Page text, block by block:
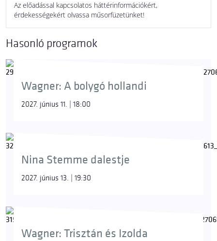
Az előadással kapcsolatos háttérinformációkért,
érdekességekért olvassa műsorfüzetünket!
Hasonló programok
Wagner: A bolygó hollandi
2027. június 11. | 18:00
Nina Stemme dalestje
2027. június 13. | 19:30
Wagner: Trisztán és Izolda